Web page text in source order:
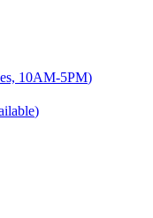
10AM-5PM)
)